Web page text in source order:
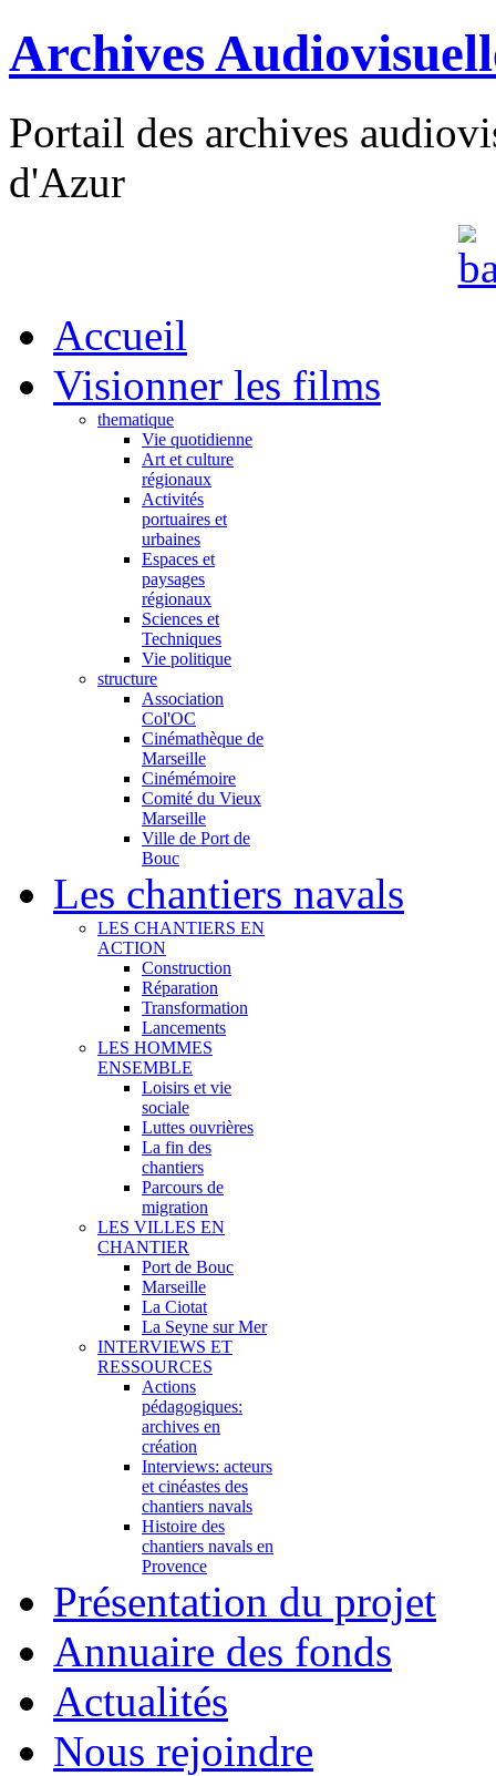
Archives
Portail des archives
d'Azur
Accueil
Visionner les films
thematique
Vie quotidienne
Art et culture
régionaux
Activités
portuaires et
urbaines
Espaces et
paysages
régionaux
Sciences et
Techniques
Vie politique
structure
Association
Col'OC
Cinémathèque de
Marseille
Cinémémoire
Comité du Vieux
Marseille
Ville de Port de
Bouc
Les chantiers navals
LES CHANTIERS EN
ACTION
Construction
Réparation
Transformation
Lancements
LES HOMMES
ENSEMBLE
Loisirs et vie
sociale
Luttes ouvrières
La fin des
chantiers
Parcours de
migration
LES VILLES EN
CHANTIER
Port de Bouc
Marseille
La Ciotat
La Seyne sur Mer
INTERVIEWS ET
RESSOURCES
Actions
pédagogiques:
archives en
création
Interviews: acteurs
et cinéastes des
chantiers navals
Histoire des
chantiers navals en
Provence
Présentation du projet
Annuaire des fonds
Actualités
Nous rejoindre